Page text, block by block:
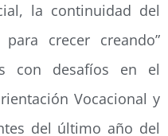
la continuidad del
crecer creando”
con desafíos en el
Vocacional y
del último año del